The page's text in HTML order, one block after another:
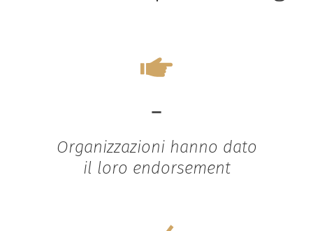
-
Organizzazioni hanno dato
il loro endorsement